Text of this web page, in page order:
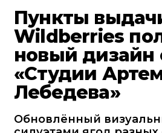
Пункты
Wildberries
новый дизайн
«Студии
Лебедева»
Обновлённый
КЕЙСЫ